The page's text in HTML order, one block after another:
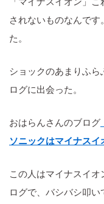
されないものなんで
た。
ショックのあまりふ
ログに出会った。
おはらんさんのブログ
ソニックはマイナスイ
この人はマイナスイ
ログで、バシバシ叩